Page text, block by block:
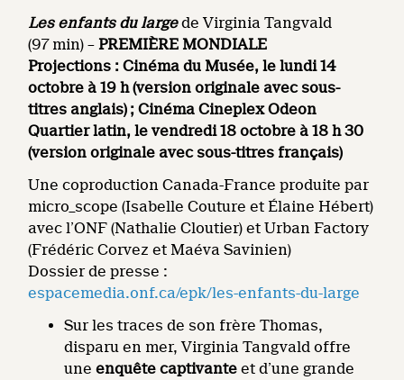
Les enfants du largede Virginia Tangvald
(97 min) –PREMIÈRE MONDIALE
Projections : Cinéma du Musée, le lundi 14
octobre à 19 h (version originale avec sous-
titres anglais) ; Cinéma Cineplex Odeon
Quartier latin, le vendredi 18 octobre à 18 h 30
(version originale avec sous-titres français)
Une coproduction Canada-France produite par
micro_scope (Isabelle Couture et Élaine Hébert)
avec l’ONF (Nathalie Cloutier) et Urban Factory
(Frédéric Corvez et Maéva Savinien)
Dossier de presse :
espacemedia.onf.ca/epk/les-enfants-du-large
Sur les traces de son frère Thomas,
disparu en mer, Virginia Tangvald offre
uneenquête captivante et d’une grande